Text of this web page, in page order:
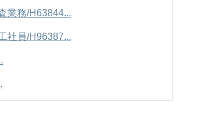
業務/H63844...
社員/H96387...